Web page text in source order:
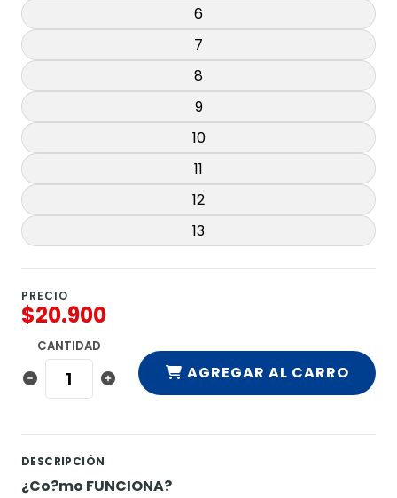
6
7
8
9
10
11
12
13
PRECIO
$20.900
CANTIDAD
AGREGAR AL CARRO
DESCRIPCIÓN
¿Co?mo FUNCIONA?